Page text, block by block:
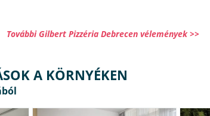
További Gilbert Pizzéria Debrecen vélemények >>
A KÖRNYÉKEN